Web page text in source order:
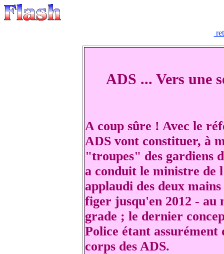
ADS ... Vers une
A coup sûre ! Avec le
ADS vont constituer, à
"troupes" des gardiens
a conduit le ministre de
applaudi des deux
figer jusqu'en 2012 -
grade ; le dernier
Police étant
corps des ADS.